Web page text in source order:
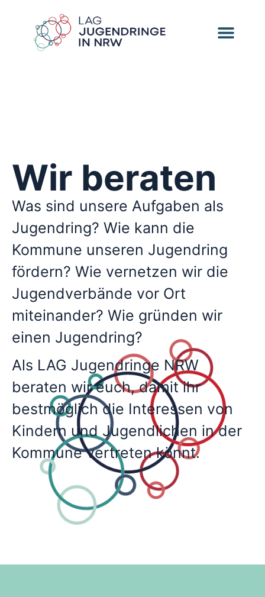
Wir beraten
Was sind unsere Aufgaben als
Jugendring? Wie kann die
Kommune unseren Jugendring
fördern? Wie vernetzen wir die
Jugendverbände vor Ort
miteinander? Wie gründen wir
einen Jugendring?
Als LAG Jugendringe NRW
beraten wir euch, damit ihr
bestmöglich die Interessen von
Kindern und Jugendlichen in der
Kommune vertreten könnt.